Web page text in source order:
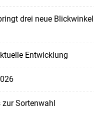
drei neue Blickwinkel
Entwicklung
Sortenwahl